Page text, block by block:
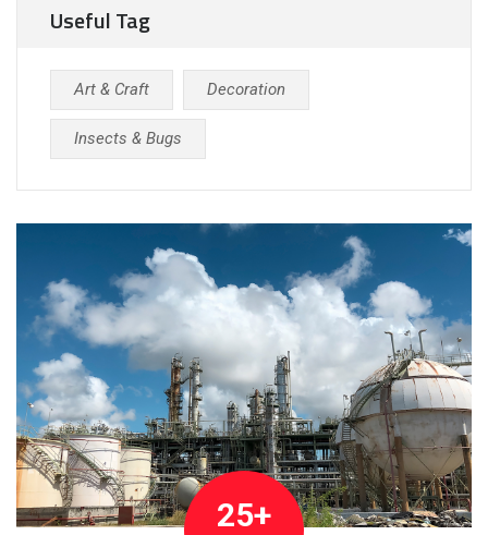
Useful Tag
Art & Craft Decoration
Insects & Bugs
25+